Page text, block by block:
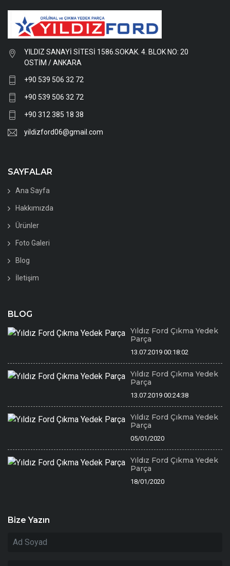
YILDIZ SANAYİ SİTESİ 1586.SOKAK. 4. BLOK NO: 20
OSTİM / ANKARA
+90 539 506 32 72
+90 539 506 32 72
+90 312 385 18 38
yildizford06@gmail.com
SAYFALAR
Ana Sayfa
Hakkımızda
Ürünler
Foto Galeri
Blog
İletişim
BLOG
Yıldız Ford Çıkma Yedek
Parça
13.07.2019 00:18:02
Yıldız Ford Çıkma Yedek
Parça
13.07.2019 00:24:38
Yıldız Ford Çıkma Yedek
Parça
05/01/2020
Yıldız Ford Çıkma Yedek
Parça
18/01/2020
Bize Yazın